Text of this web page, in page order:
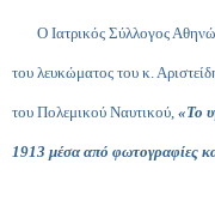
Ο Ιατρικός Σύλλογος
του λευκώματος του κ.
του Πολεμικού Ναυτικού, «Το
1913 μέσα από φωτογραφίες